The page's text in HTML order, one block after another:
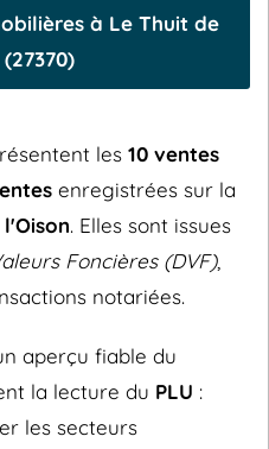
à Le Thuit de
les 10 ventes
enregistrées sur la
. Elles sont issues
Foncières (DVF),
notariées.
aperçu fiable du
la lecture du PLU :
les secteurs